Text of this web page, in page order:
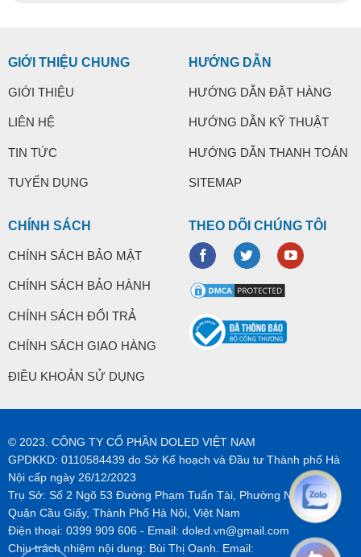
GIỚI THIỆU CHUNG
GIỚI THIỆU
LIÊN HỆ
TIN TỨC
TUYỂN DỤNG
HƯỚNG DẪN
HƯỚNG DẪN ĐẶT HÀNG
HƯỚNG DẪN KỸ THUẬT
HƯỚNG DẪN THANH TOÁN
SITEMAP
CHÍNH SÁCH
CHÍNH SÁCH BẢO MẬT
CHÍNH SÁCH BẢO HÀNH
CHÍNH SÁCH ĐỔI TRẢ
CHÍNH SÁCH GIAO HÀNG
ĐIỀU KHOẢN SỬ DỤNG
THEO DÕI CHÚNG TÔI
© 2023. CÔNG TY CỔ PHẦN DOLED VIỆT NAM
GPDKKD: 0110584439 do Sở Kế hoạch và Đầu tư Thành phố Hà
Nội cấp ngày 26/12/2023
Trụ Sở: Số 2 Ngõ 53 Đường Phạm Tuấn Tài, Phường Nghĩa Tân,
Quận Cầu Giấy, Thành Phố Hà Nội, Việt Nam
Điện thoại: 0399 909 606- Email: doled.vn@gmail.com
Chịu trách nhiệm nội dung: Bùi Thị Oanh. Email: